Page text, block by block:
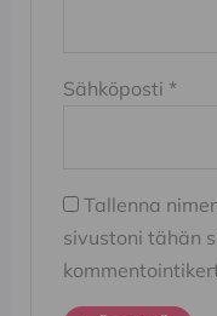
Sähköposti *
Tallenna
sivustoni tähän